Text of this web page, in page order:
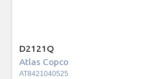
D2121Q
Atlas Copco
AT8421040525